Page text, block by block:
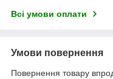
Всі умови оплати
Умови повернення
Повернення товару